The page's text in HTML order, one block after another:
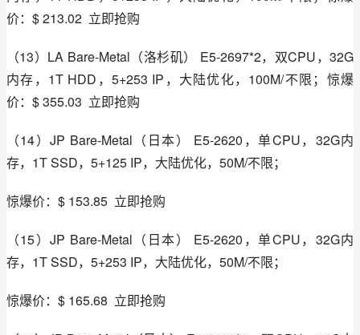
价：$ 213.02  立即抢购
（13）LA Bare-Metal（洛杉矶） E5-2697*2，双CPU，32G
内存，1T HDD，5+253 IP，大陆优化，100M/不限；惊爆
价：$ 355.03  立即抢购
（14）JP Bare-Metal（日本） E5-2620，单CPU，32G内
存，1T SSD，5+125 IP，大陆优化，50M/不限；
惊爆价：$ 153.85  立即抢购
（15）JP Bare-Metal（日本） E5-2620，单CPU，32G内
存，1T SSD，5+253 IP，大陆优化，50M/不限；
惊爆价：$ 165.68  立即抢购